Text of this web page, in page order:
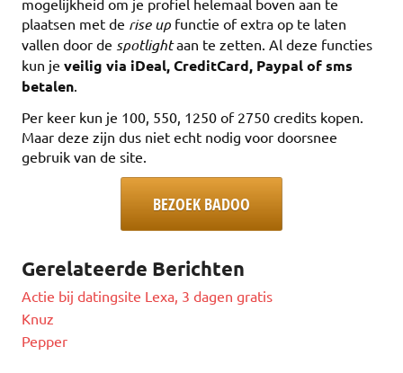
plaatsen met de rise up functie of extra op te laten
vallen door de spotlightaan te zetten. Al deze functies
kun je veilig via iDeal, CreditCard, Paypal of sms
betalen
Per keer kun je 100, 550, 1250 of 2750 credits kopen.
Maar deze zijn dus niet echt nodig voor doorsnee
gebruik van de site.
BEZOEK BADOO
Gerelateerde Berichten
Actie bij datingsite Lexa, 3 dagen gratis
Knuz
Pepper